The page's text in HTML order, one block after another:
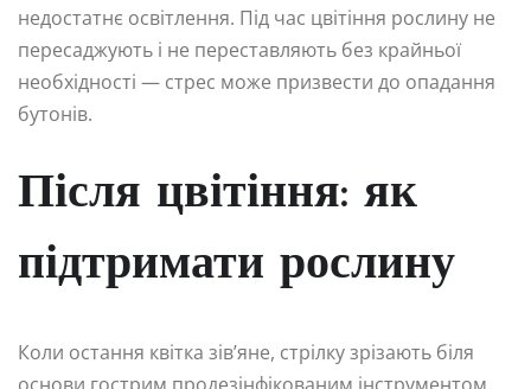
недостатнє освітлення. Під час цвітіння рослину не
пересаджують і не переставляють без крайньої
необхідності — стрес може призвести до опадання
бутонів.
Після цвітіння: як
підтримати рослину
Коли остання квітка зів’яне, стрілку зрізають біля